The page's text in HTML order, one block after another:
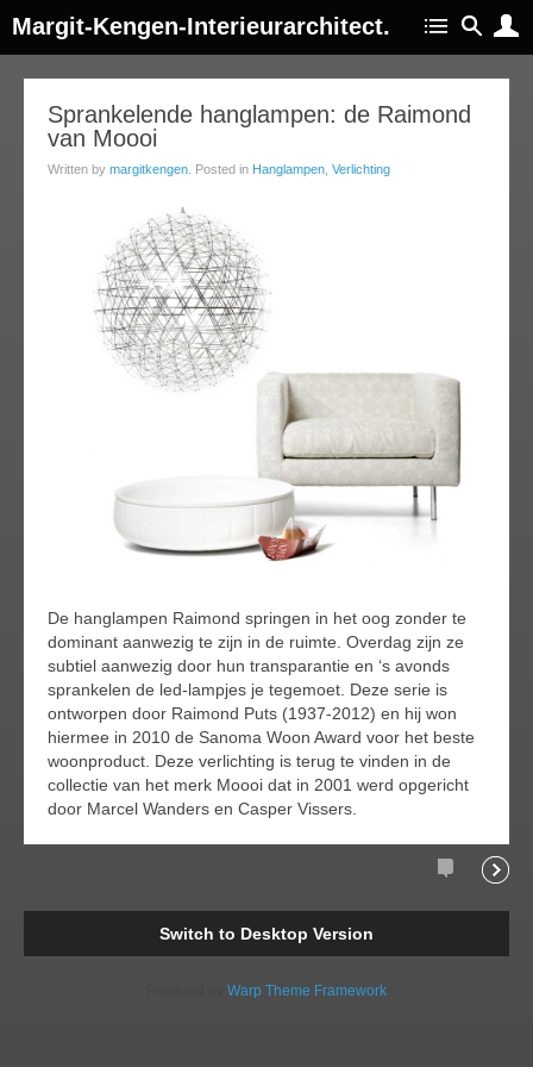
Margit-Kengen-Interieurarchitect.
Sprankelende hanglampen: de Raimond
van Moooi
Written by margitkengen . Posted in Hanglampen Verlichting
De hanglampen Raimond springen in het oog zonder te
dominant aanwezig te zijn in de ruimte. Overdag zijn ze
subtiel aanwezig door hun transparantie en ‘s avonds
sprankelen de led-lampjes je tegemoet. Deze serie is
ontworpen door Raimond Puts (1937-2012) en hij won
hiermee in 2010 de Sanoma Woon Award voor het beste
woonproduct. Deze verlichting is terug te vinden in de
collectie van het merk Moooi dat in 2001 werd opgericht
door Marcel Wanders en Casper Vissers.
Comments
Switch to Desktop Version
Warp Theme Framework